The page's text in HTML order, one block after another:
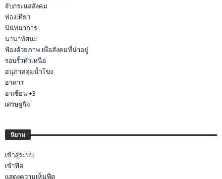
จับกระแสสังคม
ท่องเที่ยว
นันทนาการ
นานาทัศนะ
ฟ้องด้วยภาพ เพื่อสังคมที่น่าอยู่
รอบรั้วทั่วเหนือ
อนุภาคลุ่มน้ำโขง
อาหาร
อาเซียน +3
เศรษฐกิจ
นิยาม
เข้าสู่ระบบ
เข้าฟีด
แสดงความเห็นฟีด